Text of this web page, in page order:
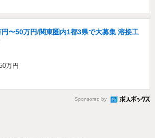
〜50万円/関東圏内1都3県で大募集 溶接工
万円
Sponsored by